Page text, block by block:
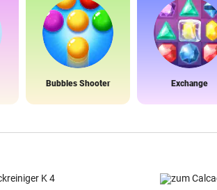
Bubbles Shooter Exchange